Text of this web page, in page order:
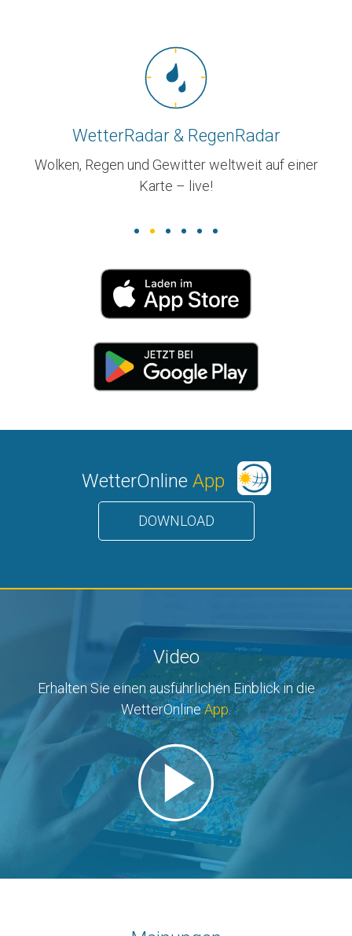
WetterRadar & RegenRadar
Wolken, Regen und Gewitter weltweit auf einer
Karte – live!
WetterOnline App
DOWNLOAD
Video
Erhalten Sie einen ausführlichen Einblick in die
WetterOnlineApp.